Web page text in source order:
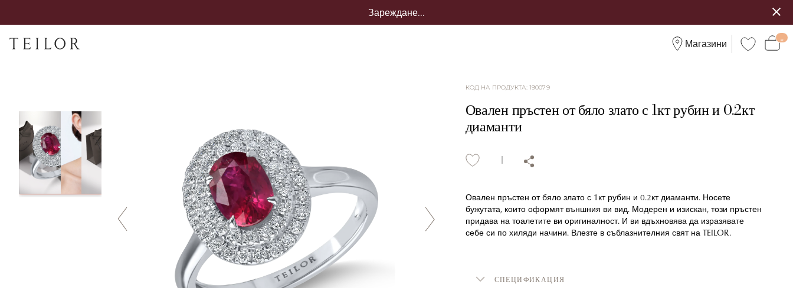
Зареждане...
Магазини
КОД НА ПРОДУКТА: 190079
Овален пръстен от бяло злато с 1кт рубин и 0.2кт
диаманти
Овален пръстен от бяло злато с 1кт рубин и 0.2кт диаманти. Носете
бужутата, които оформят външния ви вид. Модерен и изискан, този пръстен
придава на тоалетите ви оригиналност. И ви вдъхновява да изразявате
себе си по хиляди начини. Влезте в съблазнителния свят на TEILOR.
СПЕЦИФИКАЦИЯ